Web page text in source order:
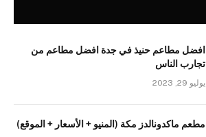
افضل مطاعم حنيذ في جدة افضل مطاعم من
تجارب الناس
يوليو 29, 2023
مطعم ماكدونالدز مكة (المنيو + الأسعار + الموقع)